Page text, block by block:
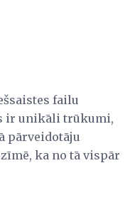
failu
ir unikāli trūkumi,
pārveidotāju
ka no tā vispār